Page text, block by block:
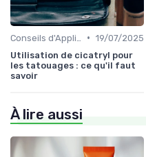
• 19/07/2025
Utilisation de cicatryl pour
les tatouages : ce qu'il faut
savoir
À lire aussi